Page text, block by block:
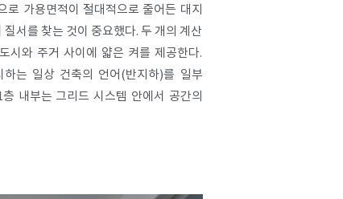
가용면적이 절대적으로 줄어든 대지
서를 찾는 것이 중요했다. 두 개의 계산
시와 주거 사이에 얇은 켜를 제공한다.
는 일상 건축의 언어(반지하)를 일부
내부는 그리드 시스템 안에서 공간의